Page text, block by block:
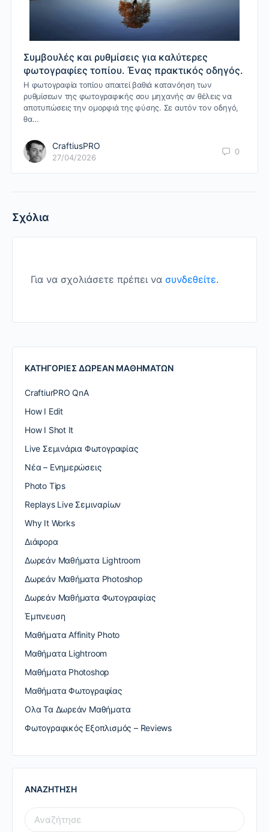
Συμβουλές και ρυθμίσεις για καλύτερες
φωτογραφίες τοπίου. Ένας πρακτικός οδηγός.
Η φωτογραφία τοπίου απαιτεί βαθιά κατανόηση των
ρυθμίσεων της φωτογραφικής σου μηχανής αν θέλεις να
αποτυπώσεις την ομορφιά της φύσης. Σε αυτόν τον οδηγό,
θα…
CraftiusPRO
27/04/2026
0
Σχόλια
Για να σχολιάσετε πρέπει να συνδεθείτε.
ΚΑΤΗΓΟΡΙΕΣ ΔΩΡΕΑΝ ΜΑΘΗΜΑΤΩΝ
CraftiurPRO QnA
How I Edit
How I Shot It
Live Σεμινάρια Φωτογραφίας
Nέα – Ενημερώσεις
Photo Tips
Replays Live Σεμιναρίων
Why It Works
Διάφορα
Δωρεάν Μαθήματα Lightroom
Δωρεάν Μαθήματα Photoshop
Δωρεάν Μαθήματα Φωτογραφίας
Έμπνευση
Μαθήματα Affinity Photo
Μαθήματα Lightroom
Μαθήματα Photoshop
Μαθήματα Φωτογραφίας
Ολα Τα Δωρεάν Μαθήματα
Φωτογραφικός Εξοπλισμός – Reviews
ΑΝΑΖΗΤΗΣΗ
SEARCH